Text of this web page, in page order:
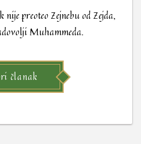
nije preoteo Zejnebu od Zejda,
Muhammeda.
članak